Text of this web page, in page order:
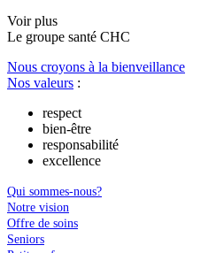
Voir plus
Le groupe santé CHC
Nous croyons à la bienveillance
Nos valeurs :
respect
bien-être
responsabilité
excellence
Qui sommes-nous?
Notre vision
Offre de soins
Seniors